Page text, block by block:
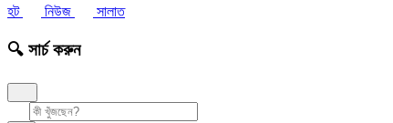
হট নিউজ সালাত
🔍 সার্চ করুন